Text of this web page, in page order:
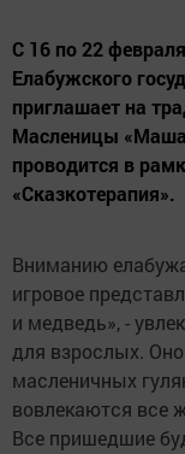
С 16 по 22
Елабужского
приглашает на
Масленицы «Маша
проводится в
«Сказкотерапия».
Вниманию
игровое
и медведь», -
для взрослых.
масленичных
вовлекаются все
Все пришедшие